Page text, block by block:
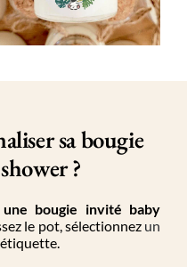
sa bougie
shower?
bougie invité baby
le pot, sélectionnez un